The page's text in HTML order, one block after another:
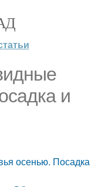
и
осенью. Посадка